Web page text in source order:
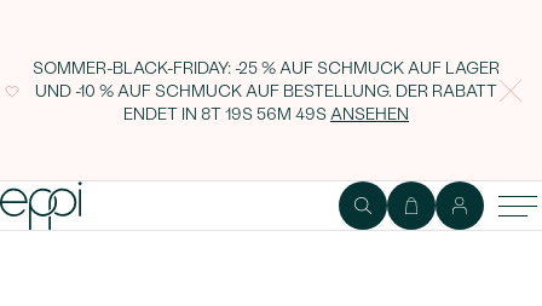
SOMMER-BLACK-FRIDAY: -25 % AUF SCHMUCK AUF LAGER
UND -10 % AUF SCHMUCK AUF BESTELLUNG. DER RABATT
ENDET IN 8T 19S 56M 48S ANSEHEN